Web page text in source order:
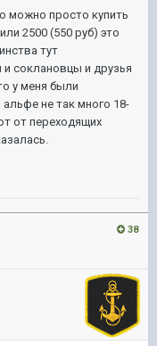
можно просто купить
2500 (550 руб) это
тут
соклановцы и друзья
у меня были
не так много 18-
от переходящих
38